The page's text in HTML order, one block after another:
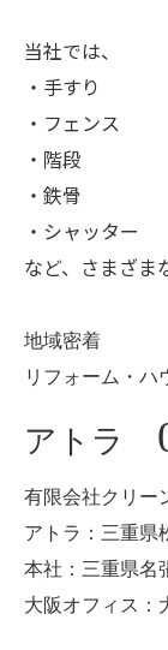
当社では、
・手すり
・フェンス
・階段
・鉄骨
・シャッター
など、さまざま
地域密着
リフォーム・ハ
アトラ
有限会社クリー
アトラ：三重県
本社：三重県名
大阪オフィス：